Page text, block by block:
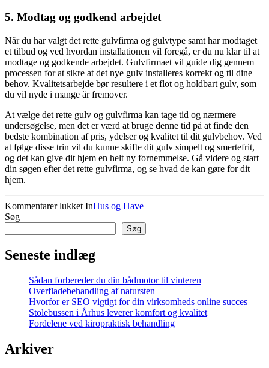
5. Modtag og godkend arbejdet
Når du har valgt det rette gulvfirma og gulvtype samt har modtaget
et tilbud og ved hvordan installationen vil foregå, er du nu klar til at
modtage og godkende arbejdet. Gulvfirmaet vil guide dig gennem
processen for at sikre at det nye gulv installeres korrekt og til dine
behov. Kvalitetsarbejde bør resultere i et flot og holdbart gulv, som
du vil nyde i mange år fremover.
At vælge det rette gulv og gulvfirma kan tage tid og nærmere
undersøgelse, men det er værd at bruge denne tid på at finde den
bedste kombination af pris, ydelser og kvalitet til dit gulvbehov. Ved
at følge disse trin vil du kunne skifte dit gulv simpelt og smertefrit,
og det kan give dit hjem en helt ny fornemmelse. Gå videre og start
din søgen efter det rette gulvfirma, og se hvad de kan gøre for dit
hjem.
Kommentarer lukkettil
du
dit
?
en
guide
til
hvordan
InHus og Have
Søg
Søg
Seneste indlæg
Sådan forbereder du din bådmotor til vinteren
Overfladebehandling af natursten
Hvorfor er SEO vigtigt for din virksomheds online succes
Stolebussen i Århus leverer komfort og kvalitet
Fordelene ved kiropraktisk behandling
Arkiver